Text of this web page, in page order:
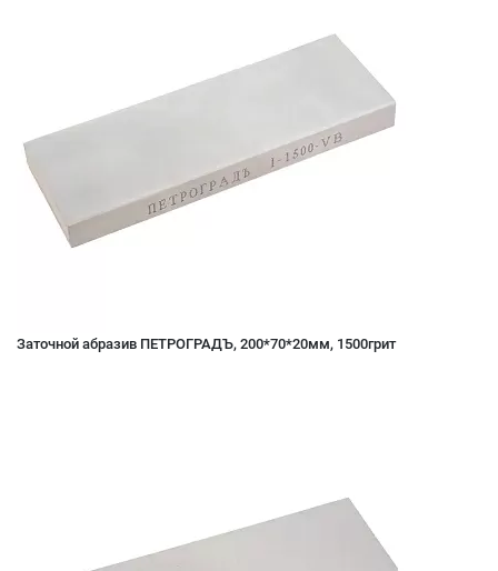
Заточной абразив ПЕТРОГРАДЪ, 200*70*20мм, 1500грит